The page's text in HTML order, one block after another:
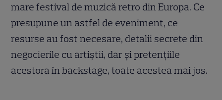
mare festival de muzică retro din Europa. Ce
presupune un astfel de eveniment, ce
resurse au fost necesare, detalii secrete din
negocierile cu artiștii, dar și pretențiile
acestora în backstage, toate acestea mai jos.